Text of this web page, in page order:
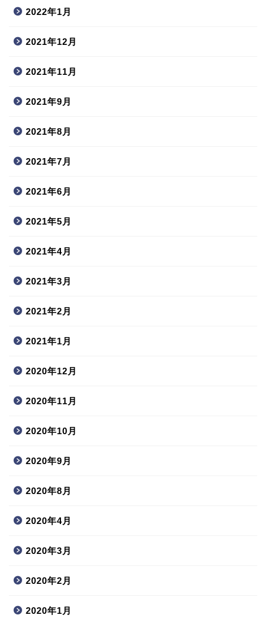
2022年1月
2021年12月
2021年11月
2021年9月
2021年8月
2021年7月
2021年6月
2021年5月
2021年4月
2021年3月
2021年2月
2021年1月
2020年12月
2020年11月
2020年10月
2020年9月
2020年8月
2020年4月
2020年3月
2020年2月
2020年1月